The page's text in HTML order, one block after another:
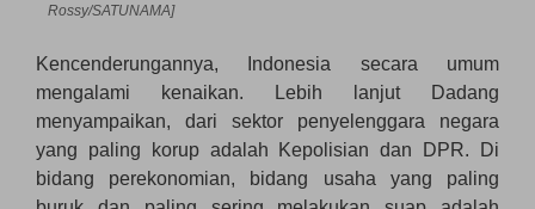
Rossy/SATUNAMA]
Kencenderungannya, Indonesia secara umum
mengalami kenaikan. Lebih lanjut Dadang
menyampaikan, dari sektor penyelenggara negara
yang paling korup adalah Kepolisian dan DPR. Di
bidang perekonomian, bidang usaha yang paling